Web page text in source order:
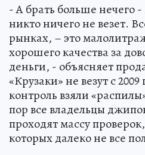
- А брать больше
никто ничего не везет.
рынках, – это
хорошего качества за
деньги, - объясняет
«Крузаки» не везут с
контроль взяли
пор все владельцы
проходят массу
которых далеко не все